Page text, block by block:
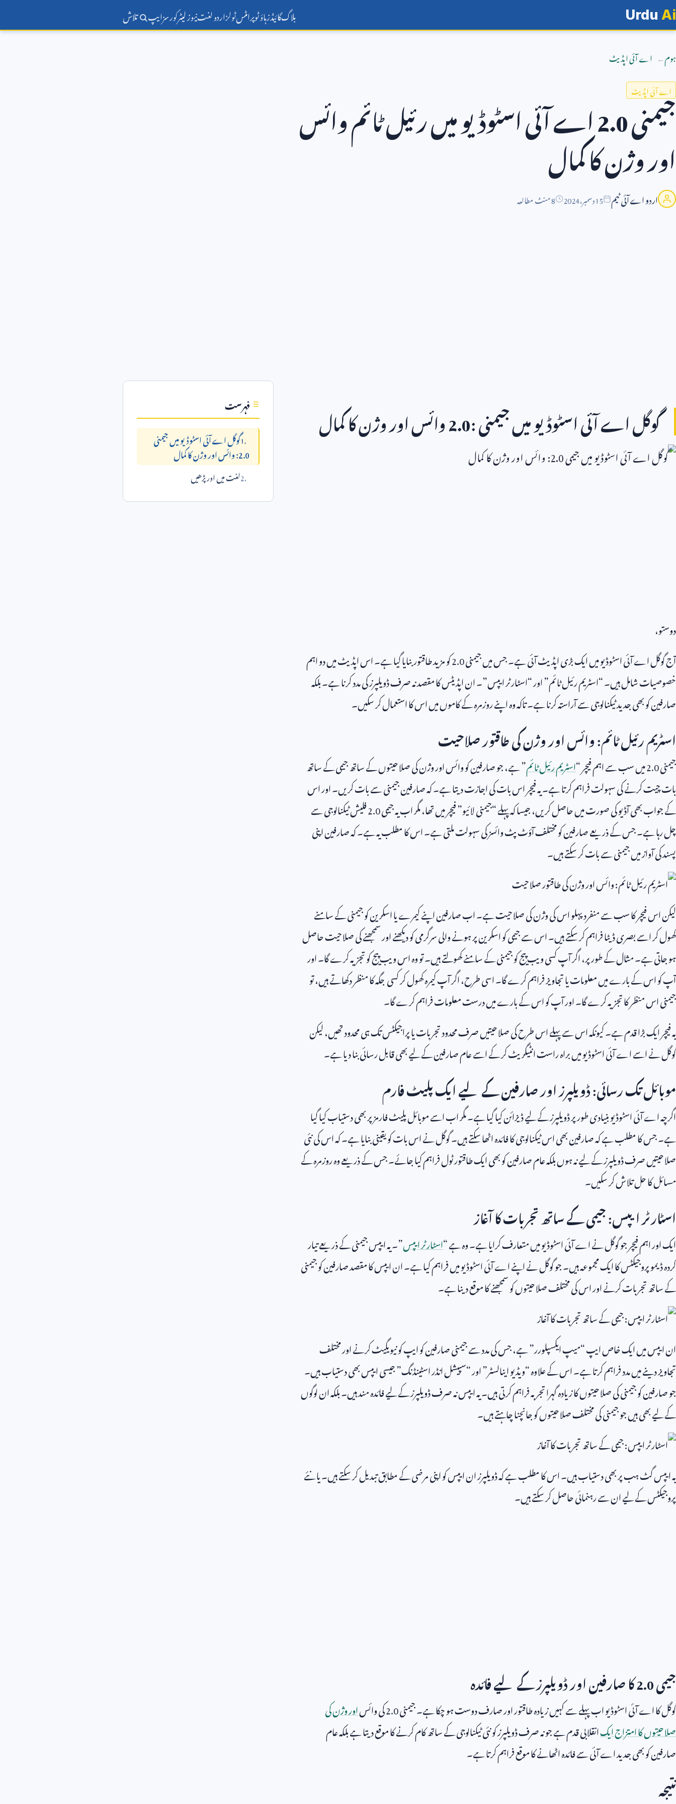
Urdu Ai بلاگگائیڈزہاؤ ٹوپرامٹسٹولزاردو لغتنیوز لیٹرکورسزایپ تلاش
ہوم اے آئی اپڈیٹ
اے آئی اپڈیٹ
جیمنی2.0اے آئی اسٹوڈیو میں رئیل ٹائم وائس
اور وژن کا کمال
اردو اے آئی ٹیم 15دسمبر،2024 8 منٹ مطالعہ
گوگل اے آئی اسٹوڈیو میں جیمنی2.0:وائس اور وژن کا کمال
دوستو،
آج گوگل اے آئی اسٹوڈیو میں ایک بڑی اپڈیٹ آئی ہے۔ جس میں جیمنی2.0کو مزید طاقتور بنایا گیا ہے۔ اس اپڈیٹ میں دو اہم
خصوصیات شامل ہیں۔ “اسٹریم رئیل ٹائم” اور “اسٹارٹر ایپس”۔ ان اپڈیٹس کا مقصد نہ صرف ڈویلپرز کی مدد کرنا ہے۔ بلکہ
صارفین کو بھی جدید ٹیکنالوجی سے آراستہ کرنا ہے۔ تاکہ وہ اپنے روزمرہ کے کاموں میں اس کا استعمال کر سکیں۔
اسٹریم رئیل ٹائم: وائس اور وژن کی طاقتور صلاحیت
جیمنی2.0میں سب سے اہم فیچر “اسٹریم رئیل ٹائم” ہے، جو صارفین کو وائس اور وژن کی صلاحیتوں کے ساتھ جیمی کے ساتھ
بات چیت کرنے کی سہولت فراہم کرتا ہے۔ یہ فیچر اس بات کی اجازت دیتا ہے۔ کہ صارفین جیمنی سے بات کریں۔ اور اس
کے جواب بھی آڈیو کی صورت میں حاصل کریں، جیسا کہ پہلے “جیمنی لائیو” فیچر میں تھا، مگر اب یہ جیمی2.0فلیش ٹیکنالوجی سے
چل رہا ہے۔ جس کے ذریعے صارفین کو مختلف آؤٹ پٹ وائسز کی سہولت ملتی ہے۔ اس کا مطلب یہ ہے۔ کہ صارفین اپنی
پسند کی آواز میں جیمنی سے بات کر سکتے ہیں۔
لیکن اس فیچر کا سب سے منفرد پہلو اس کی وژن کی صلاحیت ہے۔ اب صارفین اپنے کیمرے یا اسکرین کو جیمنی کے سامنے
کھول کر اسے بصری ڈیٹا فراہم کر سکتے ہیں۔ اس سے جیمی کو اسکرین پر ہونے والی سرگرمی کو دیکھنے اور سمجھنے کی صلاحیت حاصل
ہو جاتی ہے۔ مثال کے طور پر، اگر آپ کسی ویب پیج کو جیمنی کے سامنے کھولتے ہیں۔ تو وہ اس ویب پیج کو تجزیہ کرے گا۔ اور
آپ کو اس کے بارے میں معلومات یا تجاویز فراہم کرے گا۔ اسی طرح، اگر آپ کیمرہ کھول کر کسی جگہ کا منظر دکھاتے ہیں، تو
جیمنی اس منظر کا تجزیہ کرے گا۔ اور آپ کو اس کے بارے میں درست معلومات فراہم کرے گا۔
یہ فیچر ایک بڑا قدم ہے۔ کیونکہ اس سے پہلے اس طرح کی صلاحیتیں صرف محدود تجربات یا پراجیکٹس تک ہی محدود تھیں، لیکن
گوگل نے اسے اے آئی اسٹوڈیو میں براہ راست انٹیگریٹ کر کے اسے عام صارفین کے لیے بھی قابل رسائی بنا دیا ہے۔
موبائل تک رسائی: ڈویلپرز اور صارفین کے لیے ایک پلیٹ فارم
اگرچہ اے آئی اسٹوڈیو بنیادی طور پر ڈویلپرز کے لیے ڈیزائن کیا گیا ہے۔ مگر اب اسے موبائل پلیٹ فارمز پر بھی دستیاب کیا گیا
ہے۔ جس کا مطلب ہے کہ صارفین بھی اس ٹیکنالوجی کا فائدہ اٹھا سکتے ہیں۔ گوگل نے اس بات کو یقینی بنایا ہے۔ کہ اس کی نئی
صلاحیتیں صرف ڈویلپرز کے لیے نہ ہوں بلکہ عام صارفین کو بھی ایک طاقتور ٹول فراہم کیا جائے۔ جس کے ذریعے وہ روزمرہ کے
مسائل کا حل تلاش کر سکیں۔
اسٹارٹر ایپس: جیمی کے ساتھ تجربات کا آغاز
ایک اور اہم فیچر جو گوگل نے اے آئی اسٹوڈیو میں متعارف کرایا ہے۔ وہ ہے “اسٹارٹر ایپس”۔ یہ ایپس جیمنی کے ذریعے تیار
کردہ ڈیمو پروجیکٹس کا ایک مجموعہ ہیں۔ جو گوگل نے اپنے اے آئی اسٹوڈیو میں فراہم کیا ہے۔ ان ایپس کا مقصد صارفین کو جیمنی
کے ساتھ تجربات کرنے اور اس کی مختلف صلاحیتوں کو سمجھنے کا موقع دینا ہے۔
ان ایپس میں ایک خاص ایپ “میپ ایکسپلورر” ہے، جس کی مدد سے جیمنی صارفین کو ایپ کو نیویگیٹ کرنے اور مختلف
تجاویز دینے میں مدد فراہم کرتا ہے۔ اس کے علاوہ “ویڈیو اینالسٹر” اور “سپیشل انڈر اسٹینڈنگ” جیسی ایپس بھی دستیاب ہیں۔
جو صارفین کو جیمنی کی صلاحیتوں کا زیادہ گہرا تجربہ فراہم کرتی ہیں۔ یہ ایپس نہ صرف ڈویلپرز کے لیے فائدہ مند ہیں۔ بلکہ ان لوگوں
کے لیے بھی ہیں جو جیمنی کی مختلف صلاحیتوں کو جانچنا چاہتے ہیں۔
یہ ایپس گٹ ہب پر بھی دستیاب ہیں۔ اس کا مطلب ہے کہ ڈویلپرز ان ایپس کو اپنی مرضی کے مطابق تبدیل کر سکتے ہیں۔ یا نئے
پروجیکٹس کے لیے ان سے رہنمائی حاصل کر سکتے ہیں۔
جیمی2.0کا صارفین اور ڈویلپرز کے لیے فائدہ
گوگل کا اے آئی اسٹوڈیو اب پہلے سے کہیں زیادہ طاقتور اور صارف دوست ہو چکا ہے۔ جیمنی2.0کی وائساور وژن کی
صلاحیتوں کا امتزاج ایکانقلابی قدم ہے جو نہ صرف ڈویلپرز کو نئی ٹیکنالوجی کے ساتھ کام کرنے کا موقع دیتا ہے بلکہ عام
صارفین کو بھی جدید اے آئی سے فائدہ اٹھانے کا موقع فراہم کرتا ہے۔
نتیجہ
فہرست
گوگل اے آئی اسٹوڈیو میں جیمنی
2.0: وائس اور وژن کا کمال
لغت میں اور پڑھیں